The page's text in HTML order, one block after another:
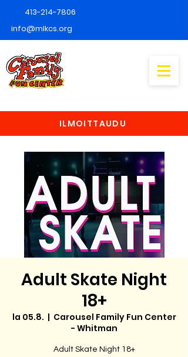
413-214-7806
info@mlkcs.org
ILMOITTAUDU
Adult Skate Night
18+
la 05.8.
  |
Carousel Family Fun Center
- Whitman
Adult Skate Night 18+